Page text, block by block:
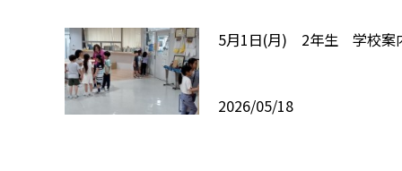
5月1日(月) 2年生 学校案
2026/05/18